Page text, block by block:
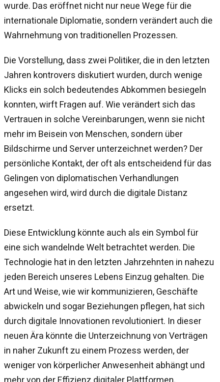
wurde. Das eröffnet nicht nur neue Wege für die
internationale Diplomatie, sondern verändert auch die
Wahrnehmung von traditionellen Prozessen.
Die Vorstellung, dass zwei Politiker, die in den letzten
Jahren kontrovers diskutiert wurden, durch wenige
Klicks ein solch bedeutendes Abkommen besiegeln
konnten, wirft Fragen auf. Wie verändert sich das
Vertrauen in solche Vereinbarungen, wenn sie nicht
mehr im Beisein von Menschen, sondern über
Bildschirme und Server unterzeichnet werden? Der
persönliche Kontakt, der oft als entscheidend für das
Gelingen von diplomatischen Verhandlungen
angesehen wird, wird durch die digitale Distanz
ersetzt.
Diese Entwicklung könnte auch als ein Symbol für
eine sich wandelnde Welt betrachtet werden. Die
Technologie hat in den letzten Jahrzehnten in nahezu
jeden Bereich unseres Lebens Einzug gehalten. Die
Art und Weise, wie wir kommunizieren, Geschäfte
abwickeln und sogar Beziehungen pflegen, hat sich
durch digitale Innovationen revolutioniert. In dieser
neuen Ära könnte die Unterzeichnung von Verträgen
in naher Zukunft zu einem Prozess werden, der
weniger von körperlicher Anwesenheit abhängt und
mehr von der Effizienz digitaler Plattformen.